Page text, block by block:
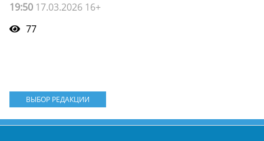
19:50 17.03.2026 16+
77
ВЫБОР РЕДАКЦИИ